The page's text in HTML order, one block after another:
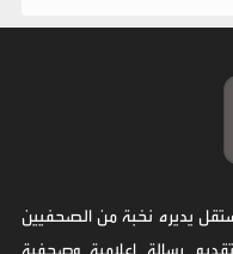
يديره نخبة من الصحفيين